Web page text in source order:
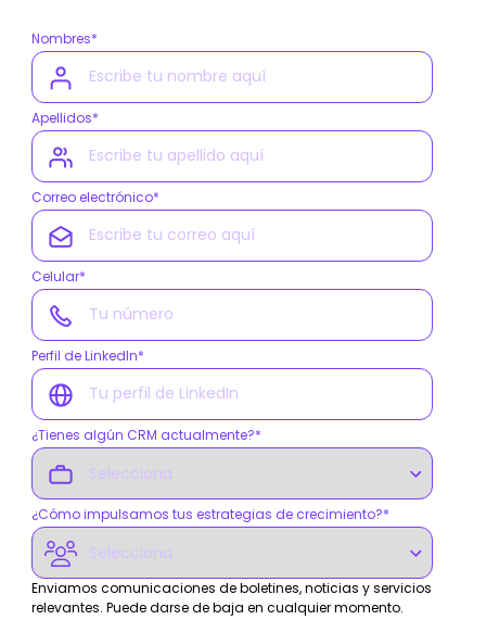
Nombres*
Apellidos*
Correo electrónico*
Celular*
Perfil de LinkedIn*
¿Tienes algún CRM actualmente?*
¿Cómo impulsamos tus estrategias de crecimiento?*
Enviamos comunicaciones de boletines, noticias y servicios
relevantes. Puede darse de baja en cualquier momento.